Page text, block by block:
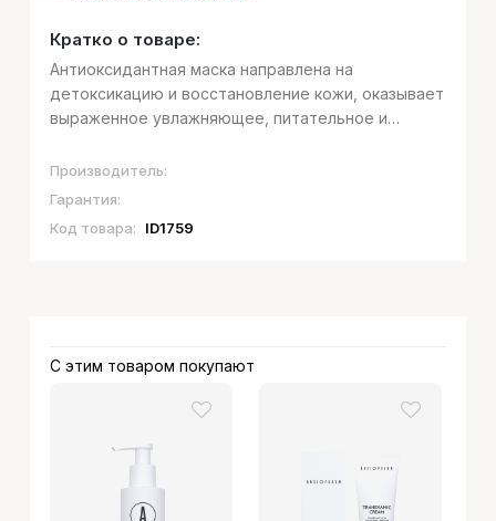
Кратко о товаре:
Антиоксидантная маска направлена на
детоксикацию и восстановление кожи, оказывает
выраженное увлажняющее, питательное и
преждевременное старение кожи, вызванное
оксидативных стрессом и негативным
Производитель:
Гарантия:
Код товара:
ID1759
С этим товаром покупают